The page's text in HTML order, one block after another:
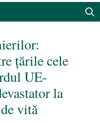
țările cele
UE-
la
vită